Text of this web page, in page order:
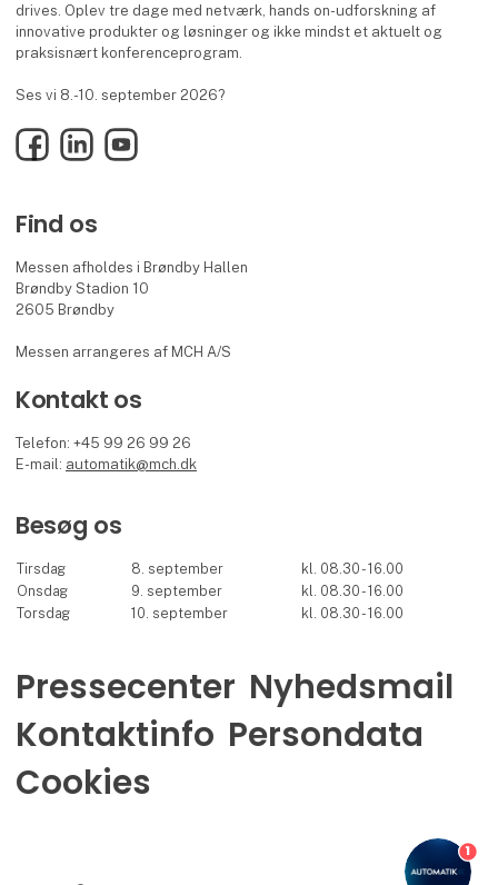
drives. Oplev tre dage med netværk, hands on-udforskning af
innovative produkter og løsninger og ikke mindst et aktuelt og
praksisnært konferenceprogram.
Ses vi 8.-10. september 2026?
FacebookLinkedInYouTube
Find os
Messen afholdes i Brøndby Hallen
Brøndby Stadion 10
2605 Brøndby
Messen arrangeres af MCH A/S
Kontakt os
Telefon: +45 99 26 99 26
E-mail: automatik@mch.dk
Besøg os
Tirsdag 8. september
kl. 08.30 - 16.00
Onsdag
9. september
kl. 08.30 - 16.00
Torsdag
10. september kl. 08.30 - 16.00
Pressecenter Nyhedsmail
Kontaktinfo Persondata
Cookies
1